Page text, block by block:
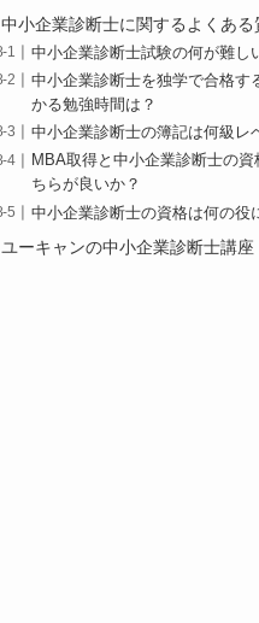
中小企業診断士に関するよくある
中小企業診断士試験の何が難し
中小企業診断士を独学で合格す
かる勉強時間は？
中小企業診断士の簿記は何級レ
MBA取得と中小企業診断士の資
ちらが良いか？
中小企業診断士の資格は何の役
ユーキャンの中小企業診断士講座